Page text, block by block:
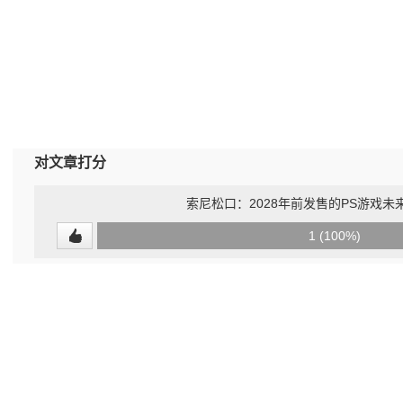
对文章打分
索尼松口：2028年前发售的PS游戏未
1 (100%)